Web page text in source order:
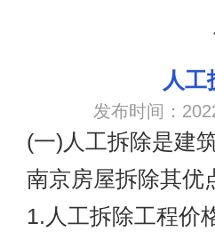
人工
发布时间：
(一)人工拆除是建
南京房屋拆除其优
1.人工拆除工程价